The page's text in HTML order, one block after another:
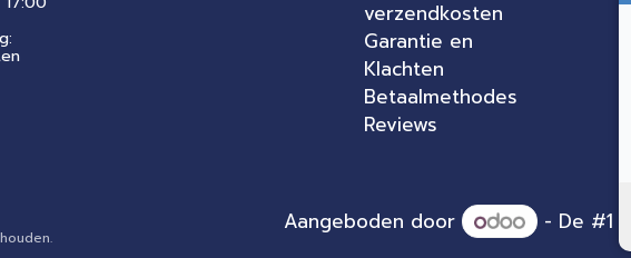
verzendkosten
Garantie en
Klachten
Betaalmethodes
Reviews
Aangeboden door - De #1